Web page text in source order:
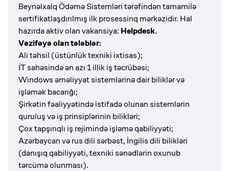
Beynəlxalq Ödəmə Sistemləri tərəfindən tamamilə
sertifikatlaşdırılmış ilk prosessinq mərkəzidir. Hal
hazırda aktiv olan vakansiya: Helpdesk.
Vəzifəyə olan tələblər:
Ali təhsil (üstünlük texniki ixtisas);
İT sahəsində ən azı 1 illik iş təcrübəsi;
Windows əməliyyat sistemlərinə dair biliklər və
işləmək bacarığı;
Şirkətin fəaliyyətində istifadə olunan sistemlərin
quruluş və iş prinsiplərinin bilikləri;
Çox tapşırıqlı iş rejimində işləmə qabiliyyəti;
Azərbaycan və rus dili sərbəst, İngilis dili bilikləri
(danışıq qabiliyyəti, texniki sənədlərin oxunub
tərcümə olunması).